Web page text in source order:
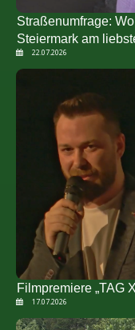
Straßenumfrage:
Steiermark am
22.07.2026
Filmpremiere „TAG
17.07.2026